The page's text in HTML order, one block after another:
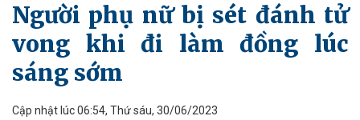
Người phụ nữ bị sét đánh tử
vong khi đi làm đồng lúc
sáng sớm
Cập nhật lúc 06:54, Thứ sáu, 30/06/2023